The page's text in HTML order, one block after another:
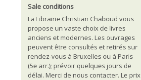
Sale conditions
La Librairie Christian Chaboud vous
propose un vaste choix de livres
anciens et modernes. Les ouvrages
peuvent être consultés et retirés sur
rendez-vous à Bruxelles ou à Paris
(5e arr.); prévoir quelques jours de
délai. Merci de nous contacter. Le prix